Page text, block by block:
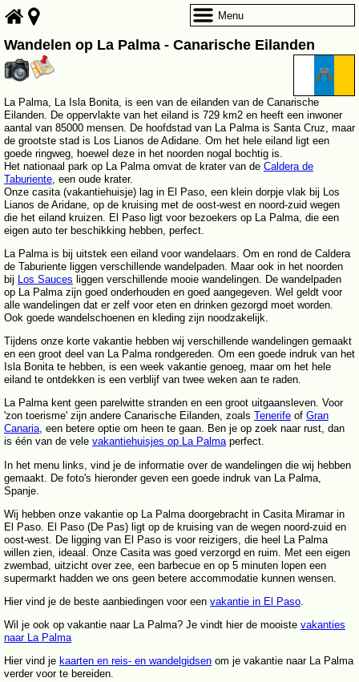
Wandelen op La Palma - Canarische Eilanden
La Palma, La Isla Bonita, is een van de eilanden van de Canarische
Eilanden. De oppervlakte van het eiland is 729 km2 en heeft een inwoner
aantal van 85000 mensen. De hoofdstad van La Palma is Santa Cruz, maar
de grootste stad is Los Lianos de Adidane. Om het hele eiland ligt een
goede ringweg, hoewel deze in het noorden nogal bochtig is.
Het nationaal park op La Palma omvat de krater van de Caldera de
Taburiente, een oude krater.
Onze casita (vakantiehuisje) lag in El Paso, een klein dorpje vlak bij Los
Lianos de Aridane, op de kruising met de oost-west en noord-zuid wegen
die het eiland kruizen. El Paso ligt voor bezoekers op La Palma, die een
eigen auto ter beschikking hebben, perfect.
La Palma is bij uitstek een eiland voor wandelaars. Om en rond de Caldera
de Taburiente liggen verschillende wandelpaden. Maar ook in het noorden
bij Los Sauces liggen verschillende mooie wandelingen. De wandelpaden
op La Palma zijn goed onderhouden en goed aangegeven. Wel geldt voor
alle wandelingen dat er zelf voor eten en drinken gezorgd moet worden.
Ook goede wandelschoenen en kleding zijn noodzakelijk.
Tijdens onze korte vakantie hebben wij verschillende wandelingen gemaakt
en een groot deel van La Palma rondgereden. Om een goede indruk van het
Isla Bonita te hebben, is een week vakantie genoeg, maar om het hele
eiland te ontdekken is een verblijf van twee weken aan te raden.
La Palma kent geen parelwitte stranden en een groot uitgaansleven. Voor
'zon toerisme' zijn andere Canarische Eilanden, zoals Tenerife of Gran
Canaria, een betere optie om heen te gaan. Ben je op zoek naar rust, dan
is één van de vele vakantiehuisjes op La Palmaperfect.
In het menu links, vind je de informatie over de wandelingen die wij hebben
gemaakt. De foto's hieronder geven een goede indruk van La Palma,
Spanje.
Wij hebben onze vakantie op La Palma doorgebracht in Casita Miramar in
El Paso. El Paso (De Pas) ligt op de kruising van de wegen noord-zuid en
oost-west. De ligging van El Paso is voor reizigers, die heel La Palma
willen zien, ideaal. Onze Casita was goed verzorgd en ruim. Met een eigen
zwembad, uitzicht over zee, een barbecue en op 5 minuten lopen een
supermarkt hadden we ons geen betere accommodatie kunnen wensen.
Hier vind je de beste aanbiedingen voor een vakantie in El Paso
Wil je ook op vakantie naar La Palma? Je vindt hier de mooiste vakanties
naar La Palma
Hier vind je kaarten en reis- en wandelgidsen om je vakantie naar La Palma
verder voor te bereiden.
Menu